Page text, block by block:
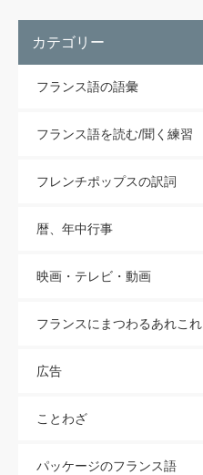
カテゴリー
フランス語の語彙
フランス語を読む/聞く練習
フレンチポップスの訳詞
暦、年中行事
映画・テレビ・動画
フランスにまつわるあれこれ
広告
ことわざ
パッケージのフランス語